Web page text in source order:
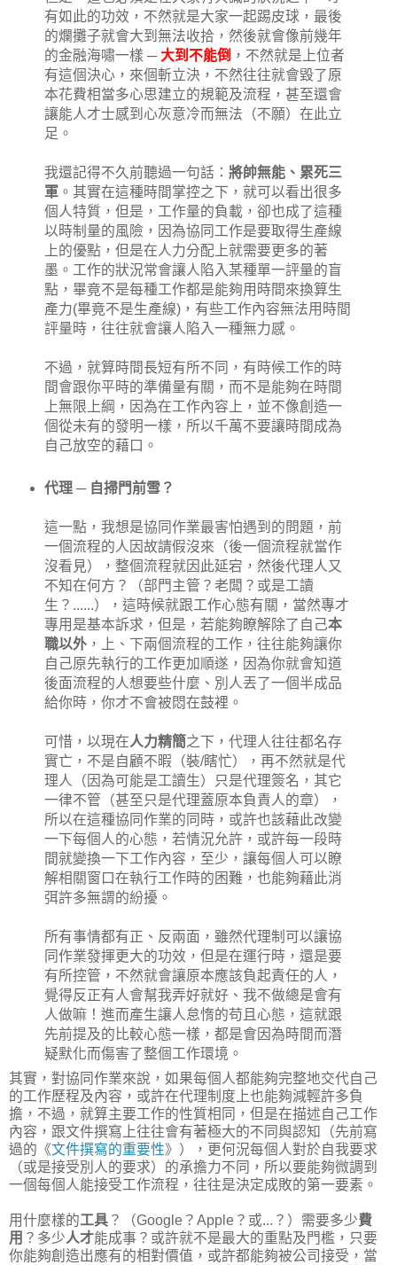
有如此的功效，不然就是大家一起踢皮球，最後
的爛攤子就會大到無法收拾，然後就會像前幾年
的金融海嘯一樣 ─ 大到不能倒 ，不然就是上位者
有這個決心，來個斬立決，不然往往就會毀了原
本花費相當多心思建立的規範及流程，甚至還會
讓能人才士感到心灰意冷而無法（不願）在此立
足。
我還記得不久前聽過一句話： 將帥無能、累死三
軍。其實在這種時間掌控之下，就可以看出很多
個人特質，但是，工作量的負載，卻也成了這種
以時制量的風險，因為協同工作是要取得生產線
上的優點，但是在人力分配上就需要更多的著
墨。工作的狀況常會讓人陷入某種單一評量的盲
點，畢竟不是每種工作都是能夠用時間來換算生
產力(畢竟不是生產線)，有些工作內容無法用時間
評量時，往往就會讓人陷入一種無力感。
不過，就算時間長短有所不同，有時候工作的時
間會跟你平時的準備量有關，而不是能夠在時間
上無限上綱，因為在工作內容上，並不像創造一
個從未有的發明一樣，所以千萬不要讓時間成為
自己放空的藉口。
代理 ─ 自掃門前雪？
這一點，我想是協同作業最害怕遇到的問題，前
一個流程的人因故請假沒來（後一個流程就當作
沒看見），整個流程就因此延宕，然後代理人又
不知在何方？（部門主管？老闆？或是工讀
生？......），這時候就跟工作心態有關，當然專才
專用是基本訴求，但是，若能夠瞭解除了自己本
職以外，上、下兩個流程的工作，往往能夠讓你
自己原先執行的工作更加順遂，因為你就會知道
後面流程的人想要些什麼、別人丟了一個半成品
給你時，你才不會被悶在鼓裡。
可惜，以現在人力精簡之下，代理人往往都名存
實亡，不是自顧不暇（裝/瞎忙），再不然就是代
理人（因為可能是工讀生）只是代理簽名，其它
一律不管（甚至只是代理蓋原本負責人的章），
所以在這種協同作業的同時，或許也該藉此改變
一下每個人的心態，若情況允許，或許每一段時
間就變換一下工作內容，至少，讓每個人可以瞭
解相關窗口在執行工作時的困難，也能夠藉此消
弭許多無謂的紛擾。
所有事情都有正、反兩面，雖然代理制可以讓協
同作業發揮更大的功效，但是在運行時，還是要
有所控管，不然就會讓原本應該負起責任的人，
覺得反正有人會幫我弄好就好、我不做總是會有
人做嘛！進而產生讓人怠惰的苟且心態，這就跟
先前提及的比較心態一樣，都是會因為時間而潛
疑默化而傷害了整個工作環境。
其實，對協同作業來說，如果每個人都能夠完整地交代自己
的工作歷程及內容，或許在代理制度上也能夠減輕許多負
擔，不過，就算主要工作的性質相同，但是在描述自己工作
內容，跟文件撰寫上往往會有著極大的不同與認知（先前寫
過的《文件撰寫的重要性》），更何況每個人對於自我要求
（或是接受別人的要求）的承擔力不同，所以要能夠微調到
一個每個人能接受工作流程，往往是決定成敗的第一要素。
用什麼樣的工具 ？（Google？Apple？或...？）需要多少費
用 ？多少人才能成事？或許就不是最大的重點及門檻，只要
你能夠創造出應有的相對價值，或許都能夠被公司接受，當